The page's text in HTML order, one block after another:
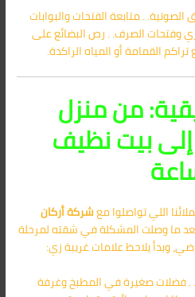
. متابعة الفتحات والبوابات
وفتحات الصرف. . رص البضائع على
القمامة أو المياه الراكدة.
من منزل
إلى بيت نظيف
اللي تواصلوا معشركة أركان
ما وصلت المشكلة في شقته لمرحلة
وبدأ يلاحظ علامات غريبة زي:
. فضلات صغيرة في المطبخ وغرفة